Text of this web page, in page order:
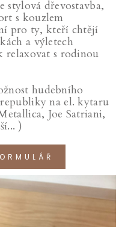
stylová dřevostavba,
s kouzlem
pro ty, kteří chtějí
a výletech
relaxovat s rodinou
hudebního
na el. kytaru
Joe Satriani,
)